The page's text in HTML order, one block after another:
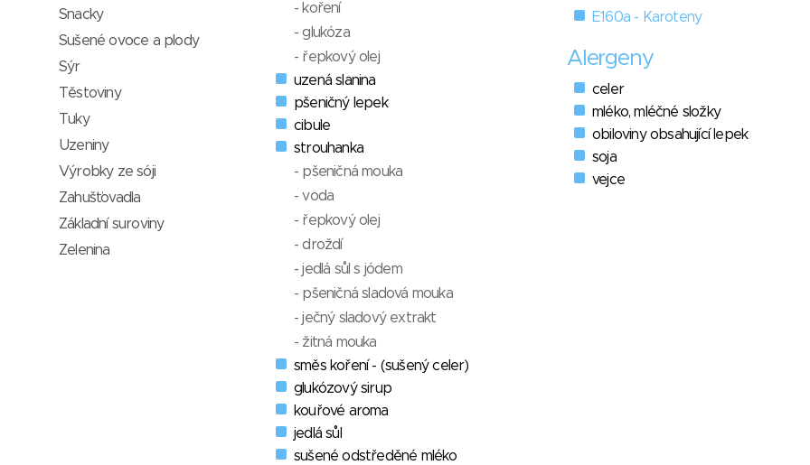
- koření
- glukóza
- řepkový olej
uzená slanina
pšeničný lepek
cibule
strouhanka
- pšeničná mouka
- voda
- řepkový olej
- droždí
- jedlá sůl s jódem
- pšeničná sladová mouka
- ječný sladový extrakt
- žitná mouka
směs koření - (sušený celer)
glukózový sirup
kouřové aroma
jedlá sůl
sušené odstředěné mléko
E160a - Karoteny
Alergeny
celer
mléko, mléčné složky
obiloviny obsahující lepek
soja
vejce
Snacky
Sušené ovoce a plody
Sýr
Těstoviny
Tuky
Uzeniny
Výrobky ze sóji
Zahušťovadla
Základní suroviny
Zelenina